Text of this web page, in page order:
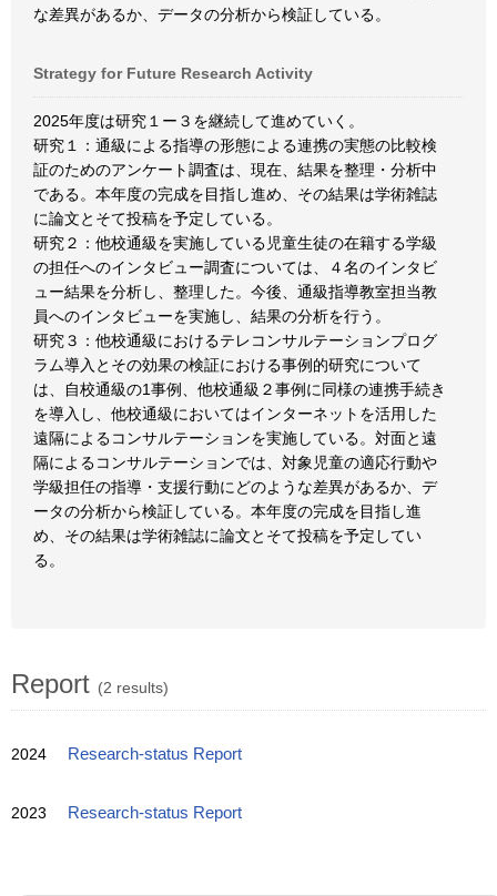
な差異があるか、データの分析から検証している。
Strategy for Future Research Activity
2025年度は研究１ー３を継続して進めていく。
研究１：通級による指導の形態による連携の実態の比較検
証のためのアンケート調査は、現在、結果を整理・分析中
である。本年度の完成を目指し進め、その結果は学術雑誌
に論文とそて投稿を予定している。
研究２：他校通級を実施している児童生徒の在籍する学級
の担任へのインタビュー調査については、４名のインタビ
ュー結果を分析し、整理した。今後、通級指導教室担当教
員へのインタビューを実施し、結果の分析を行う。
研究３：他校通級におけるテレコンサルテーションプログ
ラム導入とその効果の検証における事例的研究について
は、自校通級の1事例、他校通級２事例に同様の連携手続き
を導入し、他校通級においてはインターネットを活用した
遠隔によるコンサルテーションを実施している。対面と遠
隔によるコンサルテーションでは、対象児童の適応行動や
学級担任の指導・支援行動にどのような差異があるか、デ
ータの分析から検証している。本年度の完成を目指し進
め、その結果は学術雑誌に論文とそて投稿を予定してい
る。
Report (2 results)
2024 Research-status Report
2023 Research-status Report